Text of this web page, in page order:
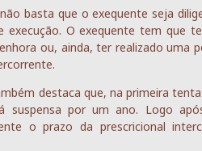
basta que o exequente seja
execução. O exequente tem que
ou, ainda, ter realizado uma
destaca que, na primeira
suspensa por um ano. Logo
o prazo da prescricional